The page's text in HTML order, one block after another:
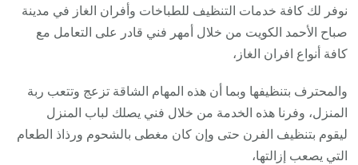
نوفر لك كافة خدمات التنظيف للطباخات وأفران الغاز في مدينة
صباح الأحمد الكويت من خلال أمهر فني قادر على التعامل مع
كافة أنواع افران الغاز،
والمحترف بتنظيفها وبما أن هذه المهام الشاقة تزعج وتتعب ربة
المنزل، وفرنا هذه الخدمة من خلال فني يصلك لباب المنزل
ليقوم بتنظيف الفرن حتى وإن كان مغطى بالشحوم ورذاذ الطعام
التي يصعب إزالتها،